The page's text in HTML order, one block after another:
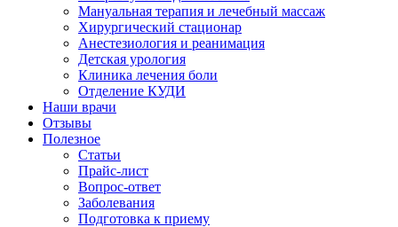
Мануальная терапия и лечебный массаж
Хирургический стационар
Анестезиология и реанимация
Детская урология
Клиника лечения боли
Отделение КУДИ
Наши врачи
Отзывы
Полезное
Статьи
Прайс-лист
Вопрос-ответ
Заболевания
Подготовка к приему